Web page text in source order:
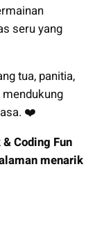
seru yang
tua, panitia,
❤️
Coding Fun
menarik